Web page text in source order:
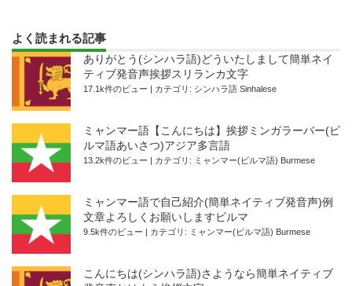
よく読まれる記事
ありがとう(シンハラ語)どういたしまして簡単ネイ
ティブ発音声挨拶スリランカ文字
17.1k件のビュー カテゴリ: シンハラ語 Sinhalese
ミャンマー語【こんにちは】挨拶ミンガラーバー(ビ
ルマ語あいさつ)アジア多言語
13.2k件のビュー カテゴリ: ミャンマー(ビルマ語) Burmese
ミャンマー語で自己紹介(簡単ネイティブ発音声)例
文章よろしくお願いしますビルマ
9.5k件のビュー カテゴリ: ミャンマー(ビルマ語) Burmese
こんにちは(シンハラ語)さようなら簡単ネイティブ